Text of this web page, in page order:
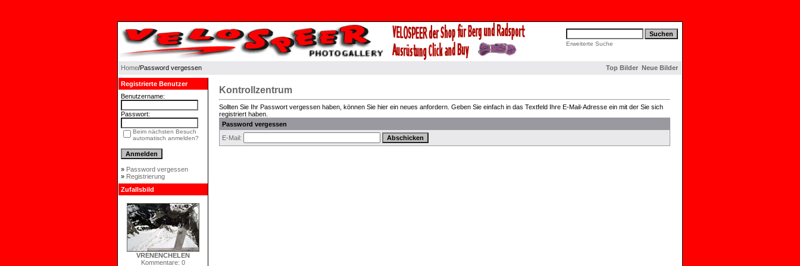
Erweiterte Suche
Home/Password vergessen Top Bilder Neue Bilder
Registrierte Benutzer
Benutzername:
Passwort:
Beim nächsten Besuch
automatisch anmelden?
» Password vergessen
» Registrierung
Zufallsbild
VRENENCHELEN
Kommentare: 0
Kontrollzentrum
Sollten Sie Ihr Passwort vergessen haben, können Sie hier ein neues anfordern. Geben Sie einfach in das Textfeld Ihre E-Mail-Adresse ein mit der Sie sich
registriert haben.
Password vergessen
E-Mail: